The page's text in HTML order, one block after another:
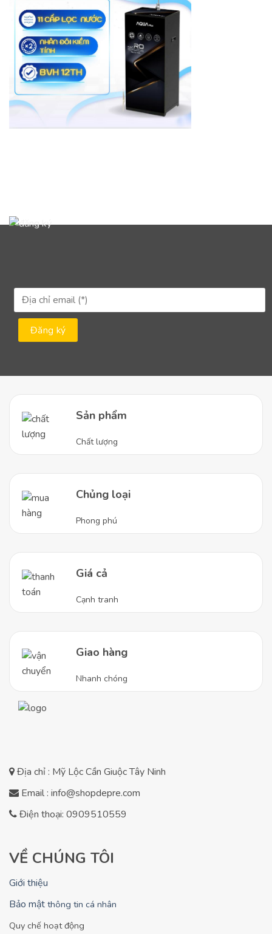
Sản phẩm
Chất lượng
Chủng loại
Phong phú
Giá cả
Cạnh tranh
Giao hàng
Nhanh chóng
Địa chỉ : Mỹ Lộc Cần Giuộc Tây Ninh
Email : info@shopdepre.com
Điện thoại: 0909510559
VỀ CHÚNG TÔI
Giới thiệu
Bảo mật thông tin cá nhân
Quy chế hoạt động